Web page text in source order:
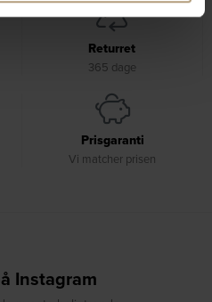
Returret
365 dage
Prisgaranti
Vi matcher prisen
Instagram